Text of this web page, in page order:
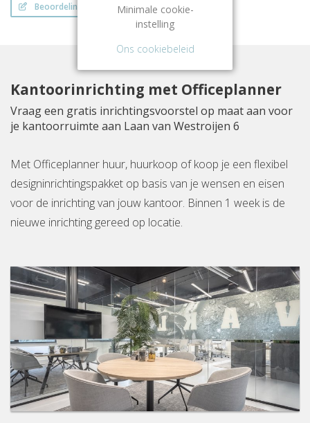
Beoordeling schrijven
Kantoorinrichting met Officeplanner
Vraag een gratis inrichtingsvoorstel op maat aan voor
je kantoorruimte aan Laan van Westroijen 6
Met Officeplanner huur, huurkoop of koop je een flexibel
designinrichtingspakket op basis van je wensen en eisen
voor de inrichting van jouw kantoor. Binnen 1 week is de
nieuwe inrichting gereed op locatie.
Minimale cookie-
instelling
Ons cookiebeleid